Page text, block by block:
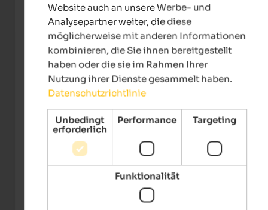
DOLOMITES Val Gardena
Website auch an unsere Werbe- und
Analysepartner weiter, die diese
möglicherweise mit anderen Informationen
kombinieren, die Sie ihnen bereitgestellt
haben oder die sie im Rahmen Ihrer
Nutzung ihrer Dienste gesammelt haben.
Datenschutzrichtlinie
Unbedingt
erforderlich
Performance Targeting
Funktionalität